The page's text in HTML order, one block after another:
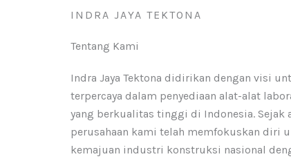
INDRA JAYA TEKTONA
Tentang Kami
Indra Jaya Tektona didirikan dengan visi
terpercaya dalam penyediaan alat-alat
yang berkualitas tinggi di Indonesia. Sejak
perusahaan kami telah memfokuskan diri
kemajuan industri konstruksi nasional